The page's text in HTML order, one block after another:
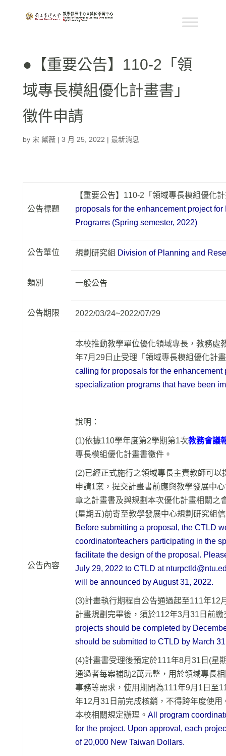
●【重要公告】110-2「領
域專長模組優化計畫書」
徵件申請
by 宋 黛薇| 3 月 25, 2022 | 最新消息
公告標題
【重要公告】110-2「領域專長模組優化
proposals for the enhancement project
Programs (Spring semester, 2022)
公告單位 規劃研究組 Division of Planning and
類別 一般公告
公告期限 2022/03/24~2022/07/29
公告內容
本校推動教學單位優化領域專長，教務處
年7月29日止受理「領域專長模組優化計
calling for proposals for the enhancement
specialization programs that have been
說明：
(1)依據110學年度第2學期第1次教務會議
專長模組優化計畫書徵件。
(2)已經正式施行之領域專長主責教師可以
申請1案，提交計畫書前應與教學發展中
章之計畫書及與規劃本次優化計畫相關之
(星期五)前寄至教學發展中心規劃研究組
Before submitting a proposal, the CTLD
coordinator/teachers participating in the
facilitate the design of the proposal.
July 29, 2022 to CTLD at
will be announced by August 31, 2022.
(3)計畫執行期程自公告通過起至111年12
計畫規劃完畢後，須於112年3月31日前
projects should be completed by
should be submitted to CTLD by March
(4)計畫書受理後預定於111年8月31日(星
通過者每案補助2萬元整，用於領域專長
事務等需求，使用期間為111年9月1日至
年12月31日前完成核銷，不得跨年度使
本校相關規定辦理。 All program
for the project. Upon approval, each
of 20,000 New Taiwan Dollars.